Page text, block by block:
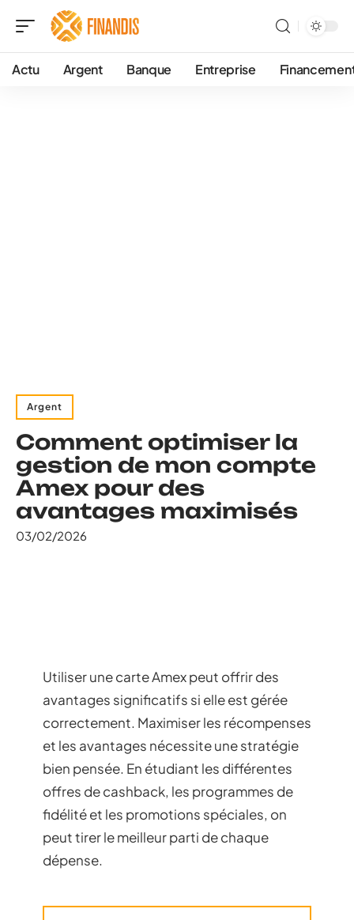
Actu Argent Banque Entreprise
Argent
Comment optimiser la
gestion de mon compte
Amex pour des
avantages maximisés
03/02/2026
Utiliser une carte Amex peut offrir des
avantages significatifs si elle est gérée
correctement. Maximiser les récompenses
et les avantages nécessite une stratégie
bien pensée. En étudiant les différentes
offres de cashback, les programmes de
fidélité et les promotions spéciales, on
peut tirer le meilleur parti de chaque
dépense.